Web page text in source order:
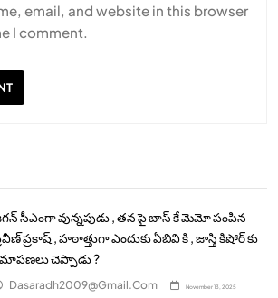
email, and website in this browser
I comment.
సీఎంగా వున్నపుడు , తన పై బాస్ కే మెమో పంపిన
ప్రకాష్ , హఠాత్తుగా ఎందుకు ఏబివి కి , జాస్తి కిషోర్ కు
చెప్పాడు ?
Dasaradh2009@gmail.com November 13, 2025